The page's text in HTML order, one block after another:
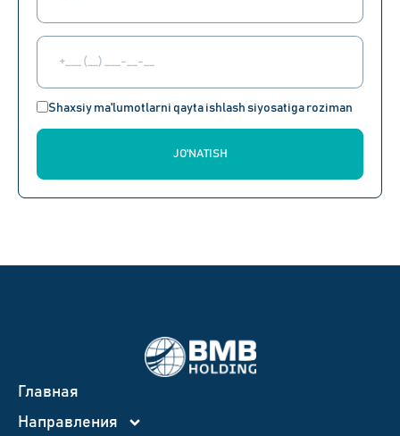
Shaxsiy ma'lumotlarni qayta ishlash siyosatiga roziman
JO'NATISH
Главная
Направления